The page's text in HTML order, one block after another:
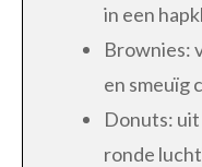
in een
Brownies:
en smeuïg
Donuts: uit
ronde